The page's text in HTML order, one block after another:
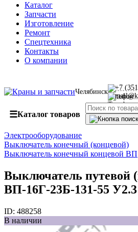
Каталог
Запчасти
Изготовление
Ремонт
Спецтехника
Контакты
О компании
Челябинск
+7
☰Каталог товаров
Электрооборудование
Выключатель конечный (концевой)
Выключатель конечный концевой ВП
Выключатель путевой
ВП-16Г-23Б-131-55 У2.3
ID: 488258
В наличии